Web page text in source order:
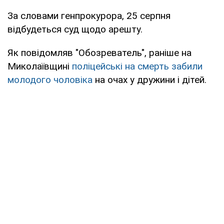
За словами генпрокурора, 25 серпня
відбудеться суд щодо арешту.
Як повідомляв "Обозреватель", раніше на
Миколаївщині поліцейські на смерть забили
молодого чоловіка на очах у дружини і дітей.